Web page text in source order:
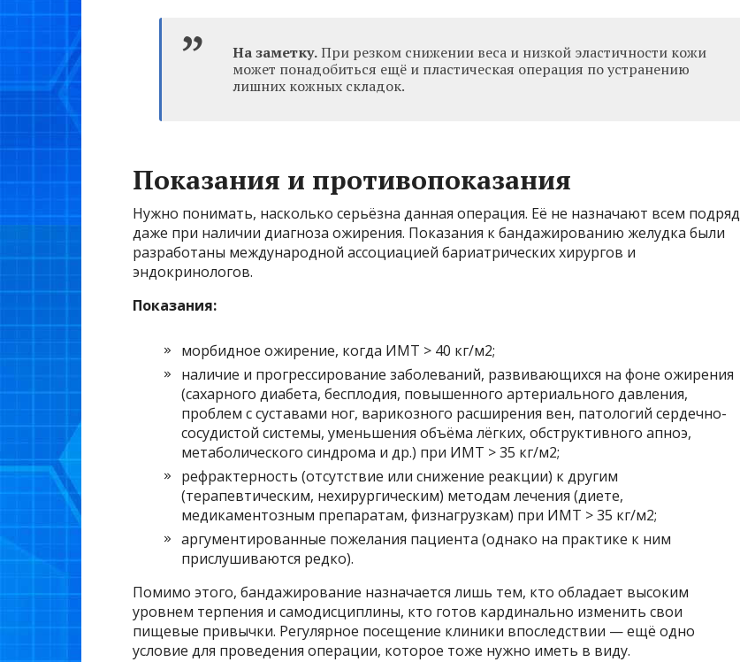
На заметку.При резком снижении веса и низкой эластичности кожи
может понадобиться ещё и пластическая операция по устранению
лишних кожных складок.
Показания и противопоказания
Нужно понимать, насколько серьёзна данная операция. Её не назначают всем подряд
даже при наличии диагноза ожирения. Показания к бандажированию желудка были
разработаны международной ассоциацией бариатрических хирургов и
эндокринологов.
Показания:
морбидное ожирение, когда ИМТ > 40 кг/м2;
наличие и прогрессирование заболеваний, развивающихся на фоне ожирения
(сахарного диабета, бесплодия, повышенного артериального давления,
проблем с суставами ног, варикозного расширения вен, патологий сердечно-
сосудистой системы, уменьшения объёма лёгких, обструктивного апноэ,
метаболического синдрома и др.) при ИМТ > 35 кг/м2;
рефрактерность (отсутствие или снижение реакции) к другим
(терапевтическим, нехирургическим) методам лечения (диете,
медикаментозным препаратам, физнагрузкам) при ИМТ > 35 кг/м2;
аргументированные пожелания пациента (однако на практике к ним
прислушиваются редко).
Помимо этого, бандажирование назначается лишь тем, кто обладает высоким
уровнем терпения и самодисциплины, кто готов кардинально изменить свои
пищевые привычки. Регулярное посещение клиники впоследствии — ещё одно
условие для проведения операции, которое тоже нужно иметь в виду.